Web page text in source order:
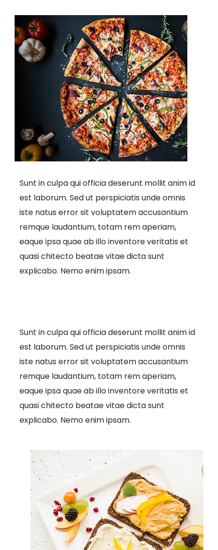
Sunt in culpa qui officia deserunt mollit anim id
est laborum. Sed ut perspiciatis unde omnis
iste natus error sit voluptatem accusantium
remque laudantium, totam rem aperiam,
eaque ipsa quae ab illo inventore veritatis et
quasi chitecto beatae vitae dicta sunt
explicabo. Nemo enim ipsam.
Sunt in culpa qui officia deserunt mollit anim id
est laborum. Sed ut perspiciatis unde omnis
iste natus error sit voluptatem accusantium
remque laudantium, totam rem aperiam,
eaque ipsa quae ab illo inventore veritatis et
quasi chitecto beatae vitae dicta sunt
explicabo. Nemo enim ipsam.